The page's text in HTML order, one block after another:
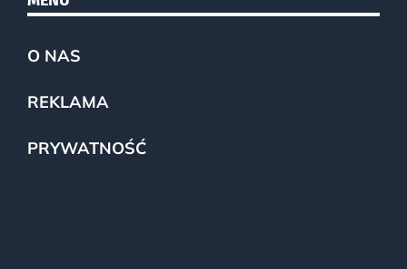
O NAS
REKLAMA
PRYWATNOŚĆ